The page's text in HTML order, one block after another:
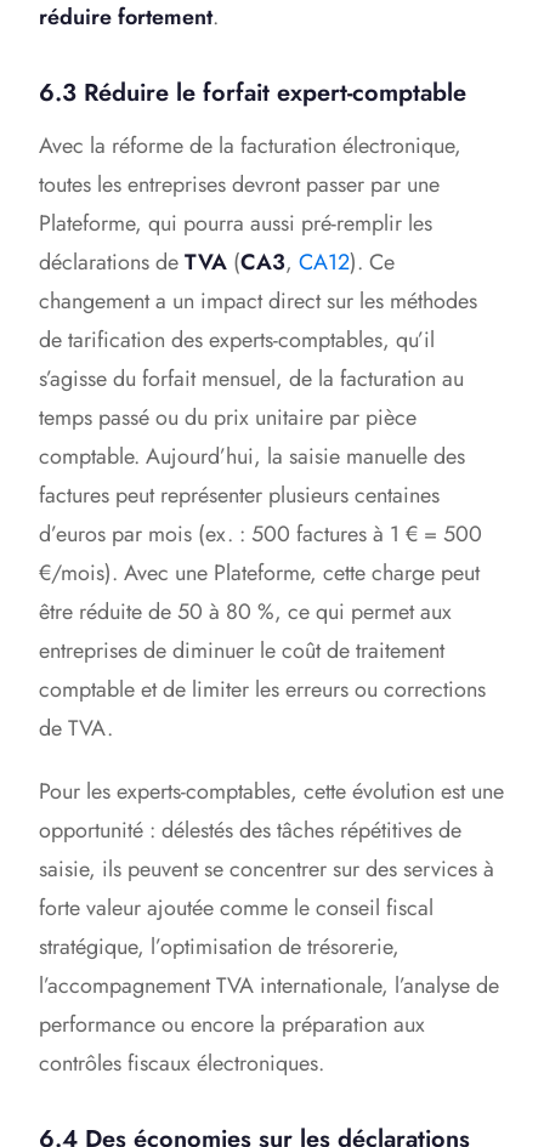
réduire fortement.
6.3 Réduire le forfait expert-comptable
Avec la réforme de la facturation électronique,
toutes les entreprises devront passer par une
Plateforme, qui pourra aussi pré-remplir les
déclarations deTVA (CA3, CA12). Ce
changement a un impact direct sur les méthodes
de tarification des experts-comptables, qu’il
s’agisse du forfait mensuel, de la facturation au
temps passé ou du prix unitaire par pièce
comptable. Aujourd’hui, la saisie manuelle des
factures peut représenter plusieurs centaines
d’euros par mois (ex. : 500 factures à 1 € = 500
€/mois). Avec une Plateforme, cette charge peut
être réduite de 50 à 80 %, ce qui permet aux
entreprises de diminuer le coût de traitement
comptable et de limiter les erreurs ou corrections
de TVA.
Pour les experts-comptables, cette évolution est une
opportunité : délestés des tâches répétitives de
saisie, ils peuvent se concentrer sur des services à
forte valeur ajoutée comme le conseil fiscal
stratégique, l’optimisation de trésorerie,
l’accompagnement TVA internationale, l’analyse de
performance ou encore la préparation aux
contrôles fiscaux électroniques.
6.4 Des économies sur les déclarations